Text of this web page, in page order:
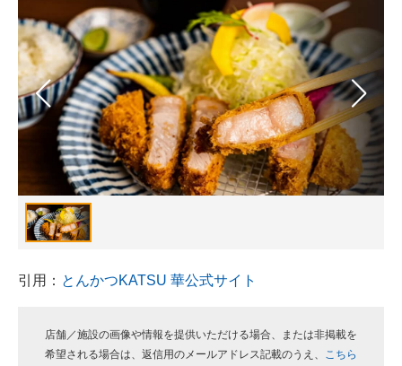
メディア
注目記事を集めた総合ページ
ITの今と未来を見通す
スマホと通信の最新トレンド
進化するPCとデバイスの未来
好きが集まる 比べて選べる
ビジネスと働き方のヒント
AI活用のいまが分かる
経営リーダーのコミュニティ
引用： とんかつKATSU 華公式サイト
店舗／施設の画像や情報を提供いただける場合、または非掲載を
希望される場合は、返信用のメールアドレス記載のうえ、
こちら